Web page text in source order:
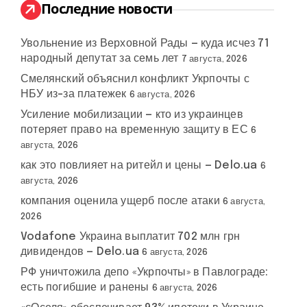
: Последние новости
Увольнение из Верховной Рады — куда исчез 71
народный депутат за семь лет 7 августа, 2026
Смелянский объяснил конфликт Укрпочты с
НБУ из-за платежек 6 августа, 2026
Усиление мобилизации — кто из украинцев
потеряет право на временную защиту в ЕС 6
августа, 2026
как это повлияет на ритейл и цены — Delo.ua 6
августа, 2026
компания оценила ущерб после атаки 6 августа,
2026
Vodafone Украина выплатит 702 млн грн
дивидендов — Delo.ua 6 августа, 2026
РФ уничтожила депо «Укрпочты» в Павлограде:
есть погибшие и ранены 6 августа, 2026